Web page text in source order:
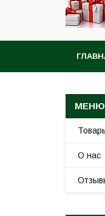
О нас